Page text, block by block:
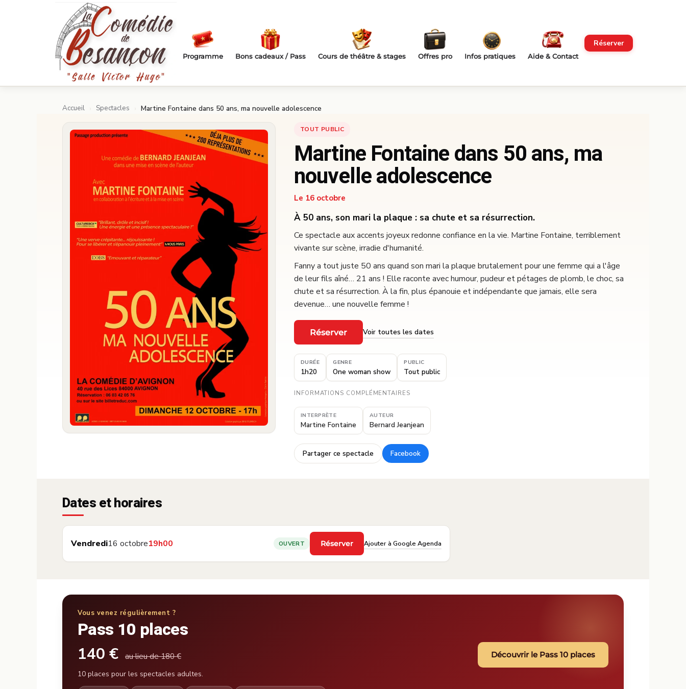
Passer au contenu principal
Programme Bons cadeaux / Pass Cours de théâtre & stages Offres pro Infos pratiques Aide & Contact
Réserver
Accueil Spectacles Martine Fontaine dans 50 ans, ma nouvelle adolescence
TOUT PUBLIC
Martine Fontaine dans 50 ans, ma
nouvelle adolescence
Le 16 octobre
À 50 ans, son mari la plaque : sa chute et sa résurrection.
Ce spectacle aux accents joyeux redonne confiance en la vie. Martine Fontaine, terriblement
vivante sur scène, irradie d'humanité.
Fanny a tout juste 50 ans quand son mari la plaque brutalement pour une femme qui a l'âge
de leur fils aîné… 21 ans ! Elle raconte avec humour, pudeur et pétages de plomb, le choc, sa
chute et sa résurrection. À la fin, plus épanouie et indépendante que jamais, elle sera
devenue… une nouvelle femme !
Réserver
·
Voir toutes les dates
DURÉE
1h20
GENRE
One woman show
PUBLIC
Tout public
INFORMATIONS COMPLÉMENTAIRES
INTERPRÈTE
Martine Fontaine
AUTEUR
Bernard Jeanjean
Partager ce spectacle
·
Facebook
Dates et horaires
Vendredi16 octobre19h00 OUVERT Réserver
·
Ajouter à Google Agenda
Vous venez régulièrement ?
Pass 10 places
140 € au lieu de 180 €
10 places pour les spectacles adultes.
Découvrir le Pass 10 places